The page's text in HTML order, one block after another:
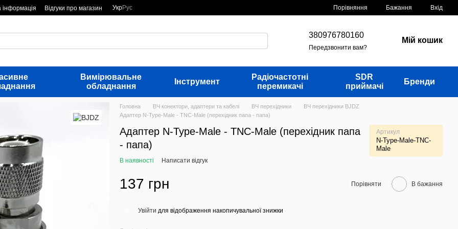
інформація Відгуки про магазин УкрРус Порівняння Бажання Вхід
380976780160
Передзвонити вам?
Мій кошик
Вимірювальне
обладнання
Інструмент
Радіочастотні
перемикачі
SDR
приймачі
Бренди
Головна ВЧ конектори, адаптери та кабелі ВЧ перехідники
ВЧ перехідники BJDZ
Адаптер N-Type-Male - TNC-Male (перехідник папа - папа)
Адаптер N-Type-Male - TNC-Male (перехідник папа
- папа)
Артикул
N-Type-Male-TNC-
Male
В наявності Написати відгук
137 грн Порівняти В бажання
Увійти для відображення накопичувальної знижки